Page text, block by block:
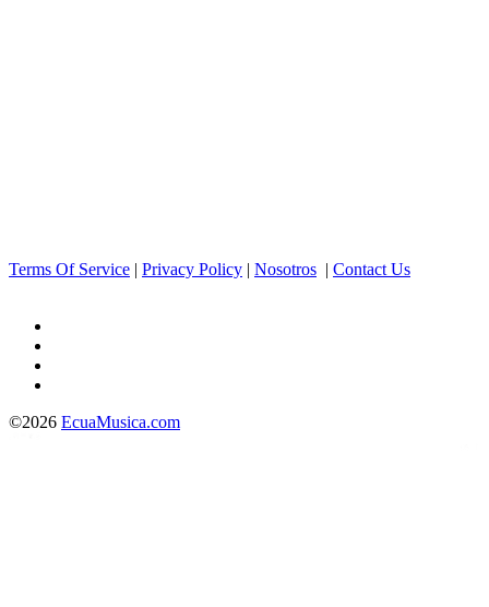
Terms Of Service | Privacy Policy | Nosotros | Contact Us
©2026 EcuaMusica.com